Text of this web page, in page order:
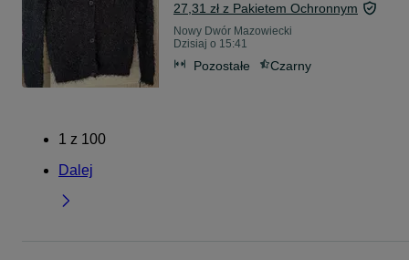
27,31 zł z Pakietem Ochronnym
Nowy Dwór Mazowiecki
Dzisiaj o 15:41
Pozostałe Czarny
1 z 100
Dalej